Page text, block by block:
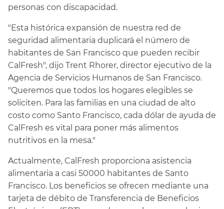
personas con discapacidad.​​
"Esta histórica expansión de nuestra red de
seguridad alimentaria duplicará el número de
habitantes de San Francisco que pueden recibir
CalFresh", dijo Trent Rhorer, director ejecutivo de la
Agencia de Servicios Humanos de San Francisco.
"Queremos que todos los hogares elegibles se
soliciten. Para las familias en una ciudad de alto
costo como Santo Francisco, cada dólar de ayuda de
CalFresh es vital para poner más alimentos
nutritivos en la mesa."​​
Actualmente, CalFresh proporciona asistencia
alimentaria a casi 50000 habitantes de Santo
Francisco. Los beneficios se ofrecen mediante una
tarjeta de débito de Transferencia de Beneficios